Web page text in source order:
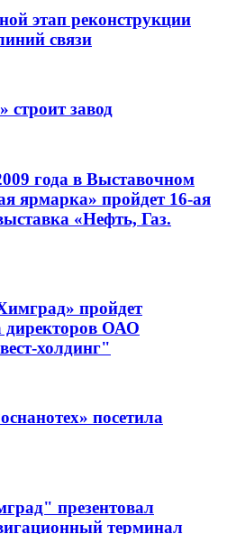
этап реконструкции
связи
завод
года в Выставочном
ярмарка» пройдет 16-ая
«Нефть, Газ.
пройдет
директоров ОАО
холдинг"
посетила
презентовал
терминал